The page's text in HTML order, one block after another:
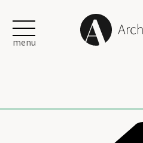
menu